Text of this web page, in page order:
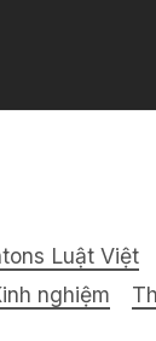
Luật Việt
nghiệm